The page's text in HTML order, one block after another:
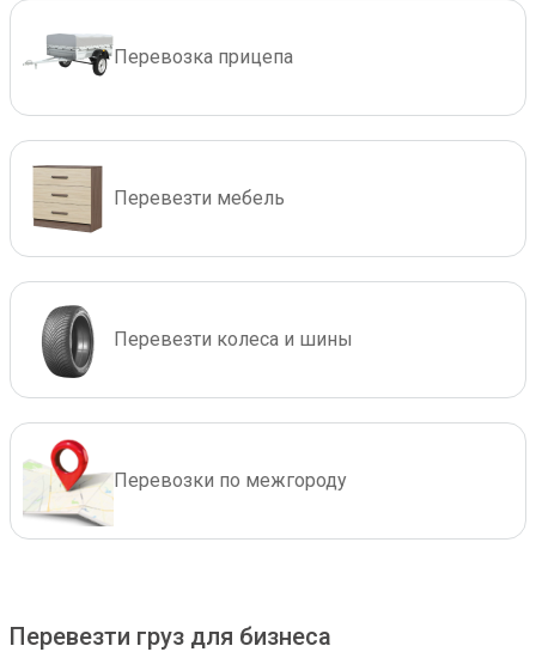
Перевозка прицепа
Перевезти мебель
Перевезти колеса и шины
Перевозки по межгороду
Перевезти груз для бизнеса